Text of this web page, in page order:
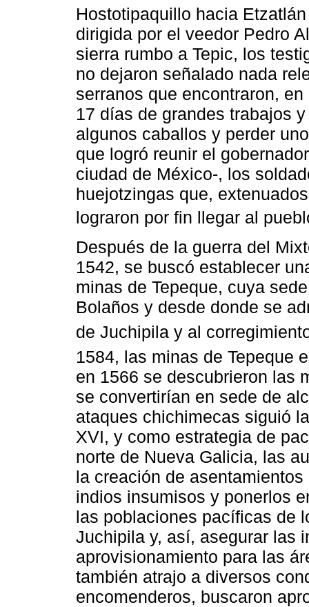
Hostotipaquillo hacia
dirigida por el veedor Pedro
sierra rumbo a Tepic, los
no dejaron señalado nada
serranos que encontraron,
17 días de grandes trabajos
algunos caballos y perder
que logró reunir el
ciudad de México-, los
huejotzingas que,
lograron por fin llegar al
Después de la guerra del
1542, se buscó establecer
minas de Tepeque, cuya
Bolaños y desde donde se
de Juchipila y al
1584, las minas de Tepeque
en 1566 se descubrieron las
se convertirían en sede de
ataques chichimecas siguió
XVI, y como estrategia de
norte de Nueva Galicia, las
la creación de
indios insumisos y ponerlos
las poblaciones pacíficas de
Juchipila y, así, asegurar las
aprovisionamiento para las
también atrajo a diversos
encomenderos, buscaron